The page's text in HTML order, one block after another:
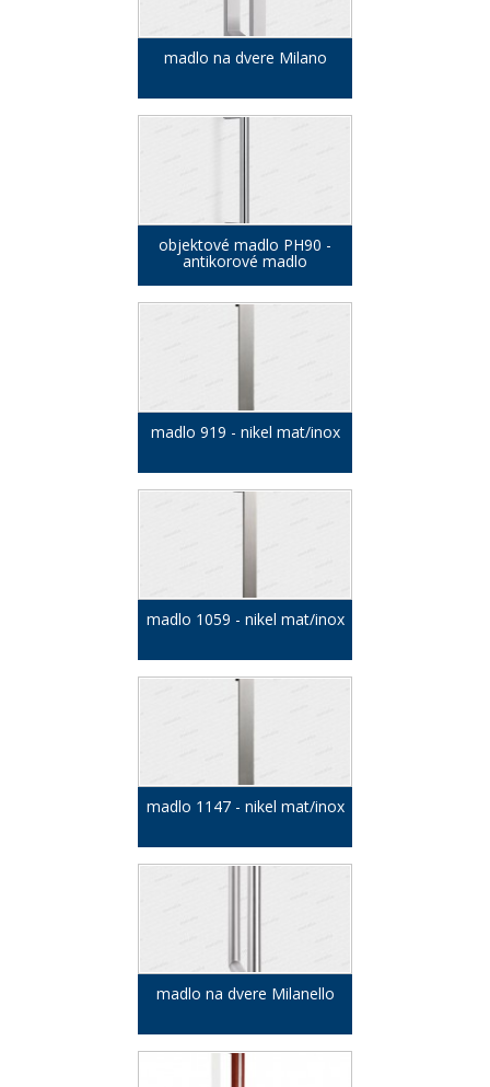
madlo na dvere Milano
objektové madlo PH90 -
antikorové madlo
madlo 919 - nikel mat/inox
madlo 1059 - nikel mat/inox
madlo 1147 - nikel mat/inox
madlo na dvere Milanello